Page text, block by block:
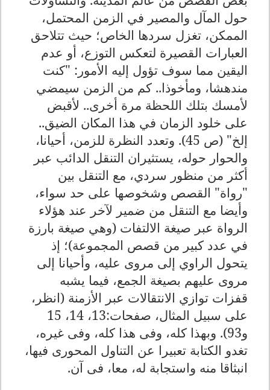
حول المآل والمصير في الزمن المحتمل،
الممكن، تغزل سردها الخاص؛ حيث تتلاحق
العبارات القصيرة لتعكس التوزع، أو عدم
اليقين مما سوف تؤول إليه الأمور: "كنت
مندهشا، ومأخوذا.. كم من الزمن سيمضي
لأمسك بتلك اللحظة مرة أخرى.. لأقبض
على خلود الزمان في هذا المكان الضيق..
إلخ" (ص 45). وتعدد النظرة للزمن، أحيانا،
والحوار حوله، يستثيران التنقل الدائب عبر
أكثر من منظور سردي، مع التنقل بين
"رواة" القصص وشخوصها على حد سواء،
وأيضا مع التنقل من ضمير لآخر عند هؤلاء
الرواة عبر صيغة الالتفات (وهي صيغة بارزة
في عدد كبير من قصص المجموعة)؛ إذ
يتحول الراوي إلى مروى عليه، وأحيانا إلى
مروى عليهم بصيغة الجمع، فيما يشبه
قفزات توازي الانتقالات عبر الأزمنة (انظر،
على سبيل المثال، صفحات:13، 14، 15
و93). وبهذا كله، وفى هذا كله، وفى غيره،
تغدو الكتابة تعبيرا عن التناول المحورى فيها،
انبثاقا منه واستجابة له، معا، فى آن.